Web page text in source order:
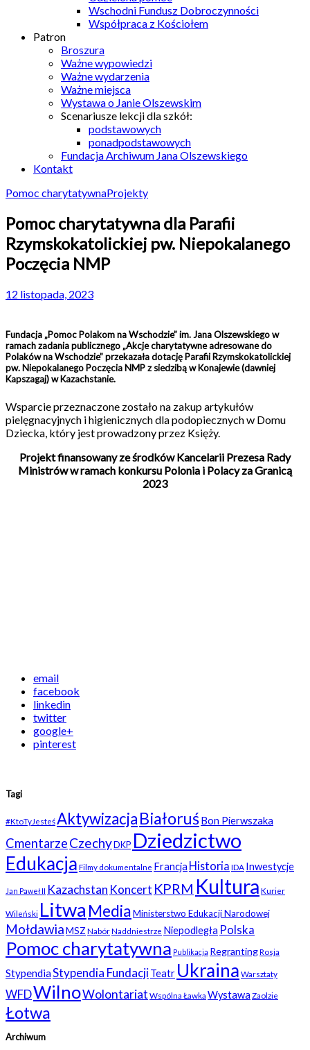
Wschodni Fundusz Dobroczynności
Współpraca z Kościołem
Patron
Broszura
Ważne wypowiedzi
Ważne wydarzenia
Ważne miejsca
Wystawa o Janie Olszewskim
Scenariusze lekcji dla szkół:
podstawowych
ponadpodstawowych
Fundacja Archiwum Jana Olszewskiego
Kontakt
Pomoc charytatywnaProjekty
Pomoc charytatywna dla Parafii
Rzymskokatolickiej pw. Niepokalanego
Poczęcia NMP
12 listopada, 2023
Fundacja „Pomoc Polakom na Wschodzie” im. Jana Olszewskiego w
ramach zadania publicznego „Akcje charytatywne adresowane do
Polaków na Wschodzie” przekazała dotację Parafii Rzymskokatolickiej
pw. Niepokalanego Poczęcia NMP z siedzibą w Konajewie (dawniej
Kapszagaj) w Kazachstanie.
Wsparcie przeznaczone zostało na zakup artykułów
pielęgnacyjnych i higienicznych dla podopiecznych w Domu
Dziecka, który jest prowadzony przez Księży.
Projekt finansowany ze środków Kancelarii Prezesa Rady
Ministrów w ramach konkursu Polonia i Polacy za Granicą
2023
email
facebook
linkedin
twitter
google+
pinterest
Tagi
#KtoTyJesteśAktywizacjaBiałoruśBon Pierwszaka
CmentarzeCzechy DKP Dziedzictwo
Edukacja Filmy dokumentalne Francja Historia IDA Inwestycje
Jan Paweł II Kazachstan Koncert KPRM Kultura Kurier
Wileński Litwa MediaMinisterstwo Edukacji Narodowej
MołdawiaMSZ NabórNaddniestrze Niepodległa Polska
Pomoc charytatywna Publikacja RegrantingRosja
StypendiaStypendia FundacjiTeatr Ukraina Warsztaty
WFDWilnoWolontariat Wspólna Ławka Wystawa Zaolzie
Łotwa
Archiwum